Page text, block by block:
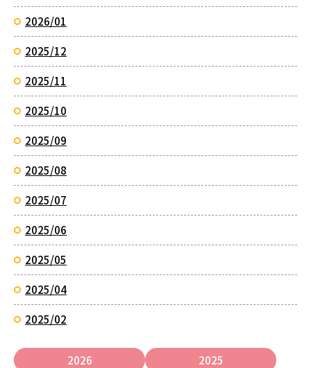
2026/01
2025/12
2025/11
2025/10
2025/09
2025/08
2025/07
2025/06
2025/05
2025/04
2025/02
2026 2025